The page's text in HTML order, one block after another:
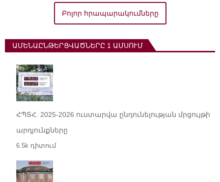
Բոլոր հրապարակումները
ԱՄԵՆԱԸՆԹԵՐՑՎԱԾՆԵՐԸ 1 ԱՄՍՈՒՄ
ՀՊՏՀ. 2025-2026 ուստարվա ընդունելության մրցույթի
արդյունքները
6.5k դիտում